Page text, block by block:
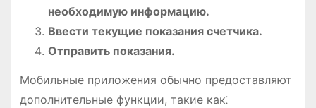
необходимую информацию.
Ввести текущие показания счетчика.
Отправить показания.
Мобильные приложения обычно предоставляют
дополнительные функции, такие как⁚